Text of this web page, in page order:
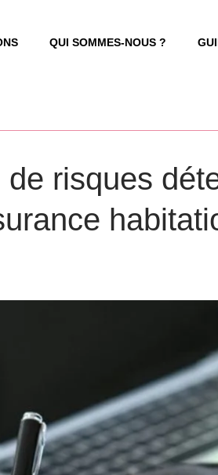
QUI SOMMES-NOUS ?
risques